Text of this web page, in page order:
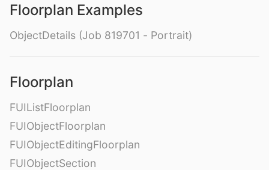
Floorplan Examples
ObjectDetails (Job 819701 - Portrait)
Floorplan
FUIListFloorplan
FUIObjectFloorplan
FUIObjectEditingFloorplan
FUIObjectSection